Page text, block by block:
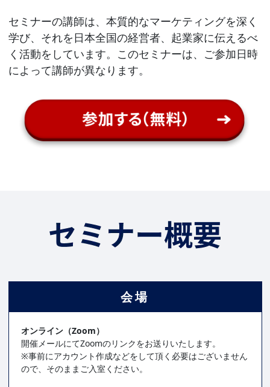
セミナーの講師は、本質的なマーケティングを深く
学び、それを日本全国の経営者、起業家に伝えるべ
く活動をしています。このセミナーは、ご参加日時
によって講師が異なります。
会場
オンライン（Zoom）
開催メールにてZoomのリンクをお送りいたします。
※事前にアカウント作成などをして頂く必要はございません
ので、そのままご入室ください。